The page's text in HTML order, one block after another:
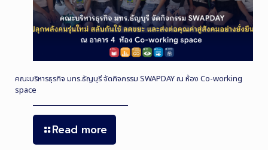
คณะบริหารธุรกิจ มทร.ธัญบุรี จัดกิจกรรม SWAPDAY ณ ห้อง Co-working
space
Read more